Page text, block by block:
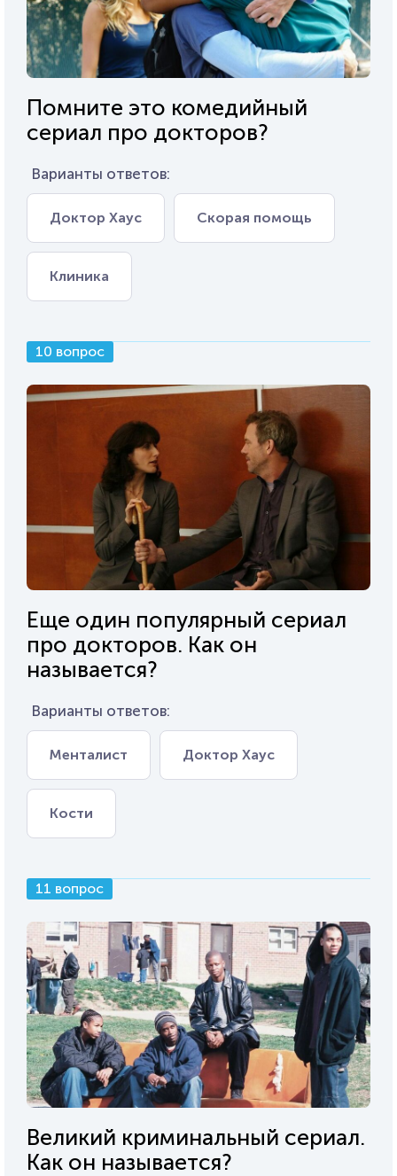
Помните это комедийный
сериал про докторов?
Варианты ответов:
Доктор Хаус Скорая помощь
Клиника
10 вопрос
Еще один популярный сериал
про докторов. Как он
называется?
Варианты ответов:
Менталист Доктор Хаус
Кости
11 вопрос
Великий криминальный сериал.
Как он называется?